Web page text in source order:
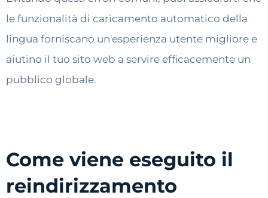
le funzionalità di caricamento automatico della
lingua forniscano un'esperienza utente migliore e
aiutino il tuo sito web a servire efficacemente un
pubblico globale.
Come viene eseguito il
reindirizzamento